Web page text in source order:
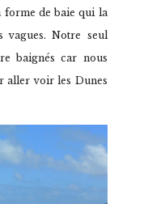
forme de baie qui la
vagues. Notre seul
baignés car nous
aller voir les Dunes